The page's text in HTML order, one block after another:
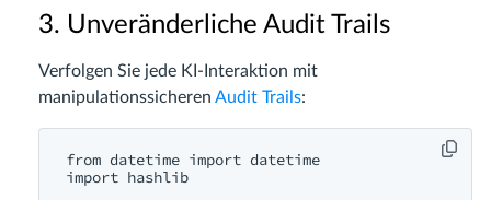
3. Unveränderliche Audit Trails
Verfolgen Sie jede KI-Interaktion mit
manipulationssicheren Audit Trails:
from datetime import datetime
import hashlib